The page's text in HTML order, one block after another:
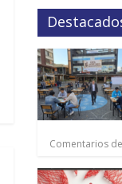
Comentarios